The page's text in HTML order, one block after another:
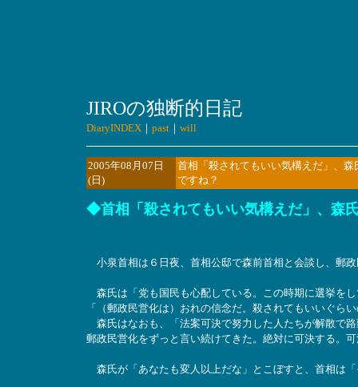
JIROの独断的日記
DiaryINDEX｜ past｜ will
2005年08月07日
(日)
首相「殺されてもいい気構えだ」、
ですね？
◆首相「殺されてもいい気構えだ」、森
小泉首相は６日夜、首相公邸で森前首相と会談し、郵
森氏は「党も国民も心配している。この時期に選挙を
「（郵政民営化は）おれの信念だ。殺されてもいいぐら
森氏はなおも、「法案可決で努力した人たちが解散で
郵政民営化をずっと言い続けてきた。絶対に可決する。
森氏が「あなたも変人以上だな」とこぼすと、首相は